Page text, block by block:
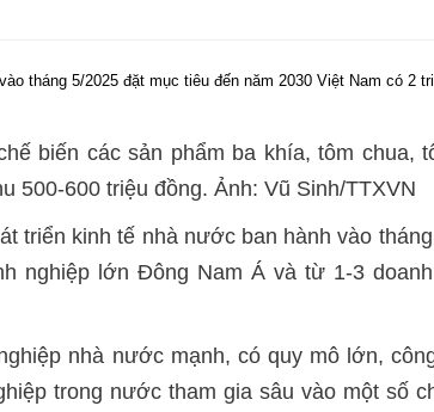
tháng 5/2025 đặt mục tiêu đến năm 2030 Việt Nam có 2
biến các sản phẩm ba khía, tôm chua,
500-600 triệu đồng. Ảnh: Vũ Sinh/TTXVN
triển kinh tế nhà nước ban hành vào
nghiệp lớn Đông Nam Á và từ 1-3
nhà nước mạnh, có quy mô lớn,
trong nước tham gia sâu vào một số